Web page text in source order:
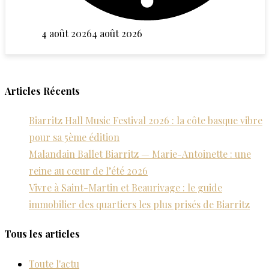
4 août 20264 août 2026
Articles Récents
Biarritz Hall Music Festival 2026 : la côte basque vibre
pour sa 5ème édition
Malandain Ballet Biarritz — Marie-Antoinette : une
reine au cœur de l’été 2026
Vivre à Saint-Martin et Beaurivage : le guide
immobilier des quartiers les plus prisés de Biarritz
Tous les articles
Toute l'actu